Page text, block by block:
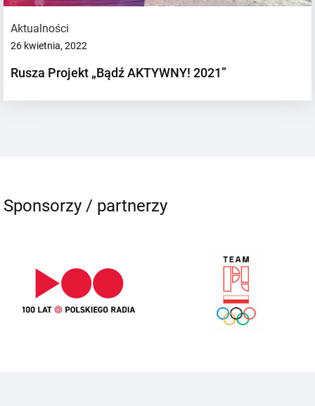
Aktualności
26 kwietnia, 2022
Rusza Projekt „Bądź AKTYWNY! 2021”
Sponsorzy / partnerzy